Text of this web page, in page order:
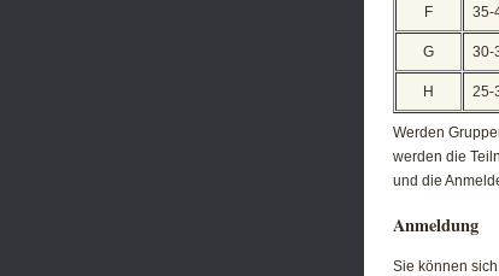
F 35-
G
30-
H 25-
Werden
werden die
und die
Anmeldung
Sie können